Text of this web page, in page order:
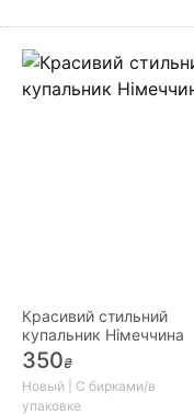
Красивий стильний
купальник Німеччина
350₴
Новый | С бирками/в
упаковке